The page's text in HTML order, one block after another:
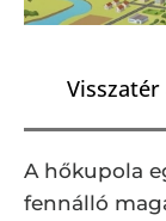
A hőkupola
fennálló